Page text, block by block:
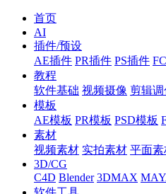
首页
AI
插件/预设
AE插件 PR插件 PS插件
教程
软件基础 视频摄像 剪辑
模板
AE模板 PR模板 PSD模板
素材
视频素材 实拍素材 平面素
3D/CG
C4D Blender 3DMAX